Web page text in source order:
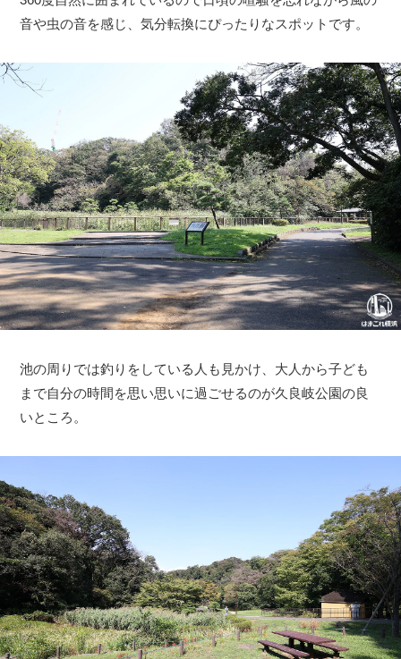
音や虫の音を感じ、気分転換にぴったりなスポットです。
池の周りでは釣りをしている人も見かけ、大人から子ども
まで自分の時間を思い思いに過ごせるのが久良岐公園の良
いところ。